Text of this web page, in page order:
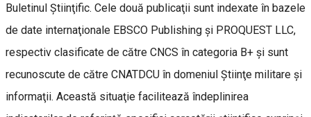
Buletinul Ştiinţific. Cele două publicaţii sunt indexate în bazele
de date internaţionale EBSCO Publishing şi PROQUEST LLC,
respectiv clasificate de către CNCS în categoria B+ şi sunt
recunoscute de către CNATDCU în domeniul Ştiinţe militare şi
informaţii. Această situaţie facilitează îndeplinirea